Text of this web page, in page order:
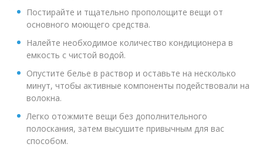
Постирайте и тщательно прополощите вещи от
основного моющего средства.
Налейте необходимое количество кондиционера в
емкость с чистой водой.
Опустите белье в раствор и оставьте на несколько
минут, чтобы активные компоненты подействовали на
волокна.
Легко отожмите вещи без дополнительного
полоскания, затем высушите привычным для вас
способом.